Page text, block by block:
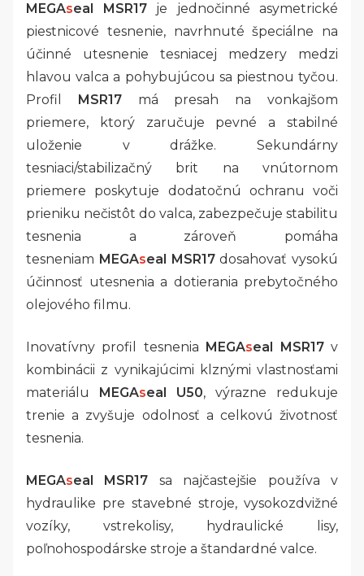
MEGAseal MSR17je jednočinné asymetrické
piestnicové tesnenie, navrhnuté špeciálne na
účinné utesnenie tesniacej medzery medzi
hlavou valca a pohybujúcou sa piestnou tyčou.
Profil
MSR17má presah na vonkajšom
priemere, ktorý zaručuje pevné a stabilné
uloženie v drážke. Sekundárny
tesniaci/stabilizačný brit na vnútornom
priemere poskytuje dodatočnú ochranu voči
prieniku nečistôt do valca, zabezpečuje stabilitu
tesnenia a zároveň pomáha
tesneniam MEGAseal MSR17dosahovať vysokú
účinnosť utesnenia a dotierania prebytočného
olejového filmu.
Inovatívny profil tesnenia MEGAseal MSR17v
kombinácii z vynikajúcimi klznými vlastnosťami
materiálu
MEGAseal U50, výrazne redukuje
trenie a zvyšuje odolnosť a celkovú životnosť
tesnenia.
MEGAseal MSR17 sa najčastejšie používa v
hydraulike pre stavebné stroje, vysokozdvižné
vozíky, vstrekolisy, hydraulické lisy,
poľnohospodárske stroje a štandardné valce.